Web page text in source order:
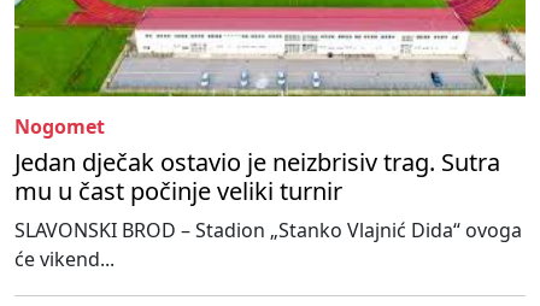
Nogomet
Jedan dječak ostavio je neizbrisiv trag. Sutra
mu u čast počinje veliki turnir
SLAVONSKI BROD – Stadion „Stanko Vlajnić Dida“ ovoga
će vikend...